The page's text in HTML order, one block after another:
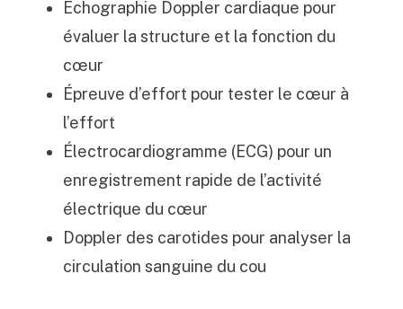
Échographie Doppler cardiaque pour
évaluer la structure et la fonction du
cœur
Épreuve d’effort pour tester le cœur à
l’effort
Électrocardiogramme (ECG) pour un
enregistrement rapide de l’activité
électrique du cœur
Doppler des carotides pour analyser la
circulation sanguine du cou